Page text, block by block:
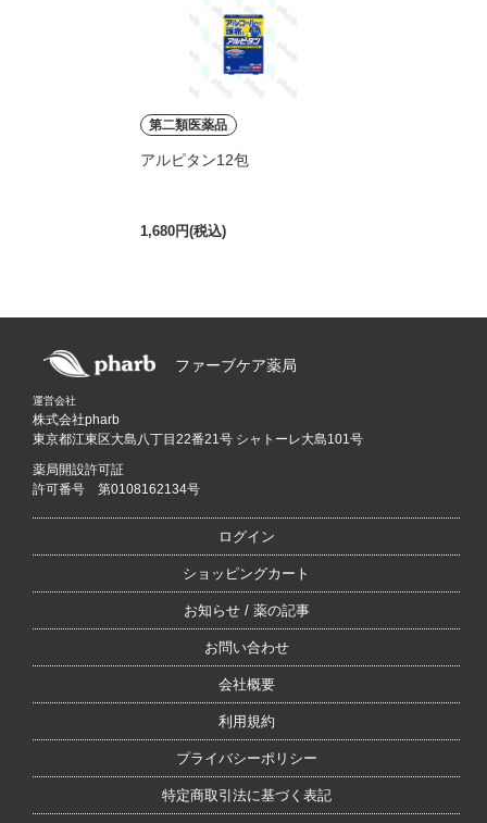
第二類医薬品
アルピタン12包
1,680円(税込)
ファーブケア薬局
運営会社
株式会社pharb
東京都江東区大島八丁目22番21号 シャトーレ大島101号
薬局開設許可証
許可番号 第0108162134号
ログイン
ショッピングカート
お知らせ / 薬の記事
お問い合わせ
会社概要
利用規約
プライバシーポリシー
特定商取引法に基づく表記